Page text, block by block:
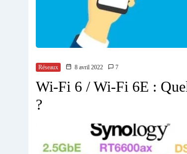
Réseaux 8 avril 2022 7
Wi-Fi 6 / Wi-Fi 6E :
?